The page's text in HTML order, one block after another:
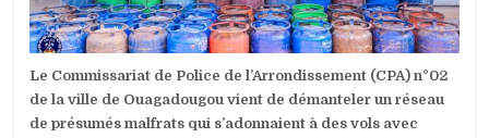
Le Commissariat de Police de l’Arrondissement (CPA) n°02
de la ville de Ouagadougou vient de démanteler un réseau
de présumés malfrats qui s’adonnaient à des vols avec